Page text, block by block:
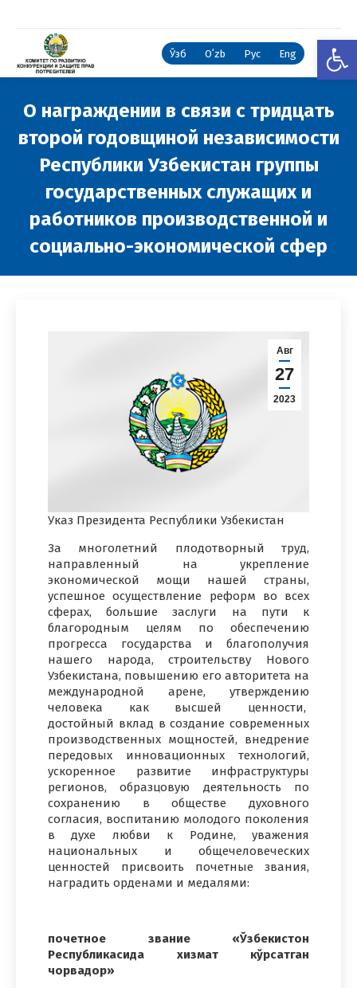
Ўзб Oʻzb Рус Eng
О награждении в связи с тридцать
второй годовщиной независимости
Республики Узбекистан группы
государственных служащих и
работников производственной и
социально-экономической сфер
Авг
27
2023
Указ Президента Республики Узбекистан
За многолетний плодотворный труд,
направленный на укрепление
экономической мощи нашей страны,
успешное осуществление реформ во всех
сферах, большие заслуги на пути к
благородным целям по обеспечению
прогресса государства и благополучия
нашего народа, строительству Нового
Узбекистана, повышению его авторитета на
международной арене, утверждению
человека как высшей ценности,
достойный вклад в создание современных
производственных мощностей, внедрение
передовых инновационных технологий,
ускоренное развитие инфраструктуры
регионов, образцовую деятельность по
сохранению в обществе духовного
согласия, воспитанию молодого поколения
в духе любви к Родине, уважения
национальных и общечеловеческих
ценностей присвоить почетные звания,
наградить орденами и медалями:
почетное звание «Ўзбекистон
Республикасида хизмат кўрсатган
чорвадор»